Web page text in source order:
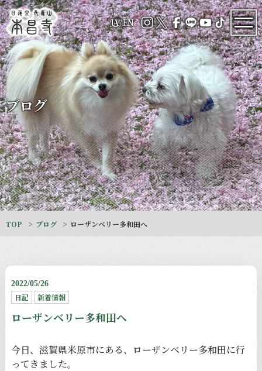
JA/EN
ブログ
TOP ブログ ローザンベリー多和田へ
2022/05/26
日記 新着情報
ローザンベリー多和田へ
今日、滋賀県米原市にある、ローザンベリー多和田に行
ってきました。